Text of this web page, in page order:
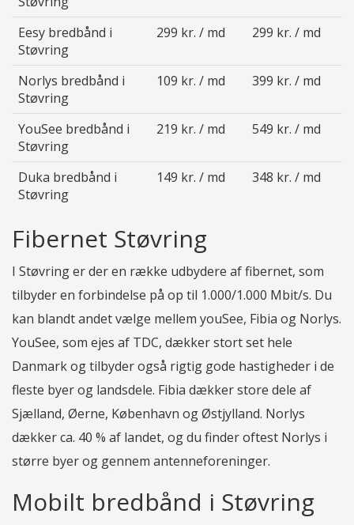
Eesy bredbånd i
Støvring
299 kr. / md 299 kr. / md
Norlys bredbånd i
Støvring
109 kr. / md 399 kr. / md
YouSee bredbånd i
Støvring
219 kr. / md 549 kr. / md
Duka bredbånd i
Støvring
149 kr. / md 348 kr. / md
Fibernet Støvring
I Støvring er der en række udbydere af fibernet, som
tilbyder en forbindelse på op til 1.000/1.000 Mbit/s. Du
kan blandt andet vælge mellem youSee, Fibia og Norlys.
YouSee, som ejes af TDC, dækker stort set hele
Danmark og tilbyder også rigtig gode hastigheder i de
fleste byer og landsdele. Fibia dækker store dele af
Sjælland, Øerne, København og Østjylland. Norlys
dækker ca. 40 % af landet, og du finder oftest Norlys i
større byer og gennem antenneforeninger.
Mobilt bredbånd i Støvring